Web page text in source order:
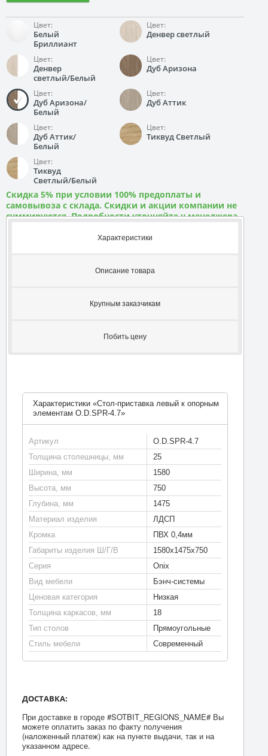
Цвет:
Белый
Бриллиант
Цвет:
Денвер светлый
Цвет:
Денвер
светлый/Белый
Цвет:
Дуб Аризона
Цвет:
Дуб Аризона/
Белый
Цвет:
Дуб Аттик
Цвет:
Дуб Аттик/
Белый
Цвет:
Тиквуд Светлый
Цвет:
Тиквуд
Светлый/Белый
Скидка 5% при условии 100% предоплаты и
самовывоза с склада. Скидки и акции компании не
суммируются. Подробности уточняйте у менеджера
Характеристики
Описание товара
Крупным заказчикам
Побить цену
Характеристики «Стол-приставка левый к опорным
элементам O.D.SPR-4.7»
Артикул
O.D.SPR-4.7
Толщина столешницы, мм
25
Ширина, мм
1580
Высота, мм
750
Глубина, мм
1475
Материал изделия
ЛДСП
Кромка
ПВХ 0,4мм
Габариты изделия Ш/Г/В
1580х1475х750
Серия
Onix
Вид мебели
Бэнч-системы
Ценовая категория
Низкая
Толщина каркасов, мм
18
Тип столов
Прямоугольные
Стиль мебели
Современный
ДОСТАВКА:
При доставке в городе #SOTBIT_REGIONS_NAME# Вы
можете оплатить заказ по факту получения
(наложенный платеж) как на пункте выдачи, так и на
указанном адресе.